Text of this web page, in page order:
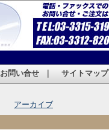
お問い合せ
サイトマップ
アーカイブ